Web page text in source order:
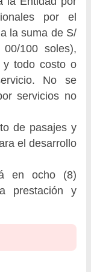
por el
la suma de S/
100 soles),
y todo costo o
No se
servicios no
de pasajes y
el desarrollo
en ocho (8)
prestación y